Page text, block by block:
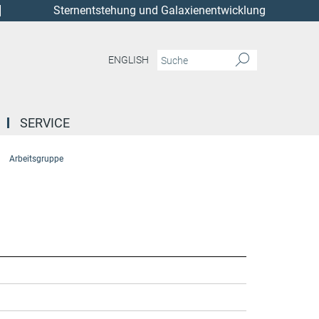
Sternentstehung und Galaxienentwicklung
ENGLISH
SERVICE
Arbeitsgruppe